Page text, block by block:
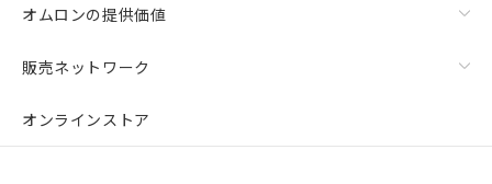
オムロンの提供価値
販売ネットワーク
オンラインストア